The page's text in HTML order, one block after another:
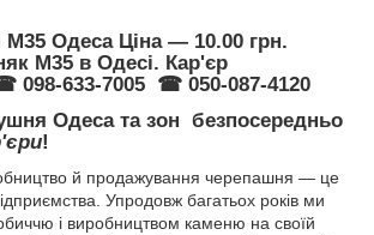
Одеса Ціна — 10.00 грн.
М35 в Одесі. Кар'єр
098-633-7005 ☎ 050-087-4120
Одеса та зон безпосередньо
!
й продажування черепашня — це
Упродовж багатьох років ми
і виробництвом каменю на своїй